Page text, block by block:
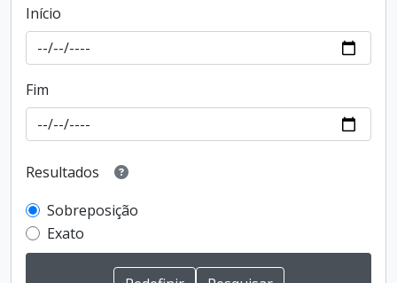
Início
Fim
Resultados
Sobreposição
Exato